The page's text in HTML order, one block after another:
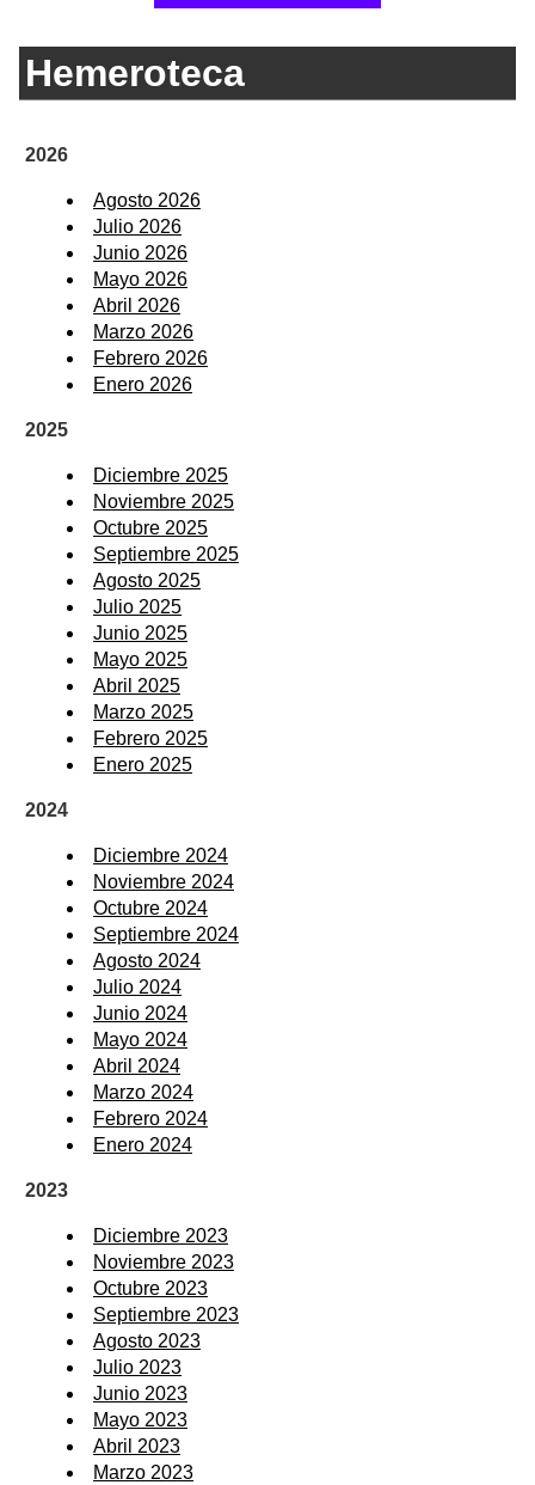
Hemeroteca
2026
Agosto 2026
Julio 2026
Junio 2026
Mayo 2026
Abril 2026
Marzo 2026
Febrero 2026
Enero 2026
2025
Diciembre 2025
Noviembre 2025
Octubre 2025
Septiembre 2025
Agosto 2025
Julio 2025
Junio 2025
Mayo 2025
Abril 2025
Marzo 2025
Febrero 2025
Enero 2025
2024
Diciembre 2024
Noviembre 2024
Octubre 2024
Septiembre 2024
Agosto 2024
Julio 2024
Junio 2024
Mayo 2024
Abril 2024
Marzo 2024
Febrero 2024
Enero 2024
2023
Diciembre 2023
Noviembre 2023
Octubre 2023
Septiembre 2023
Agosto 2023
Julio 2023
Junio 2023
Mayo 2023
Abril 2023
Marzo 2023